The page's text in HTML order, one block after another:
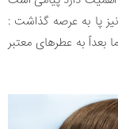
پا به عرصه گذاشت :
بعداً به عطرهای معتبر